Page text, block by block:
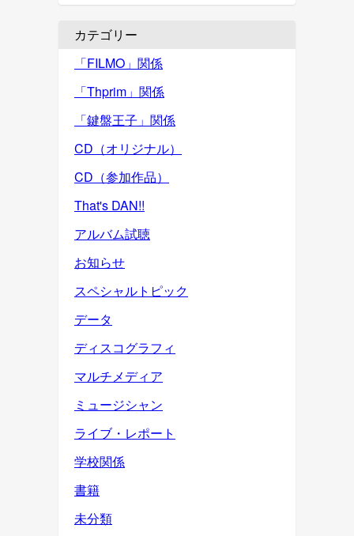
カテゴリー
「FILMO」関係
「Thprim」関係
「鍵盤王子」関係
CD（オリジナル）
CD（参加作品）
That's DAN!!
アルバム試聴
お知らせ
スペシャルトピック
データ
ディスコグラフィ
マルチメディア
ミュージシャン
ライブ・レポート
学校関係
書籍
未分類